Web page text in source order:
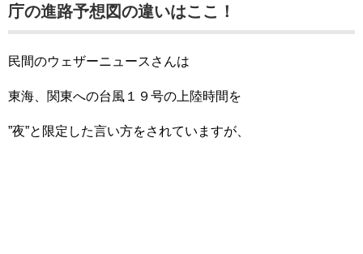
庁の進路予想図の違いはここ！
民間のウェザーニュースさんは
東海、関東への台風１９号の上陸時間を
”夜”と限定した言い方をされていますが、